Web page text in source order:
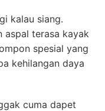
kalau siang.
aspal terasa kayak
spesial yang
kehilangan daya
cuma dapet